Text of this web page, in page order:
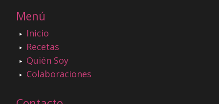
Menú
Inicio
Recetas
Quién Soy
Colaboraciones